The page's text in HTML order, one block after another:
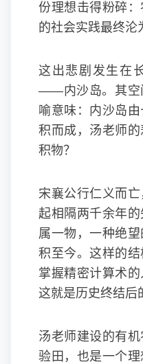
份理想击得粉碎
的社会实践最终沦
这出悲剧发生在
——内沙岛。其空
喻意味：内沙岛
积而成，汤老师
积物？
宋襄公行仁义而
起相隔两千余年
属一物，一种绝
积至今。这样的
掌握精密计算术的
这就是历史终结后
汤老师建设的有
验田，也是一个